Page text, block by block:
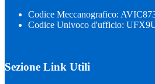
Codice Meccanografico:
Codice Univoco d'ufficio:
Sezione Link Utili